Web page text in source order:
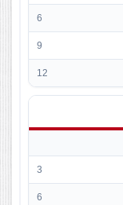
6
9
12
3
6